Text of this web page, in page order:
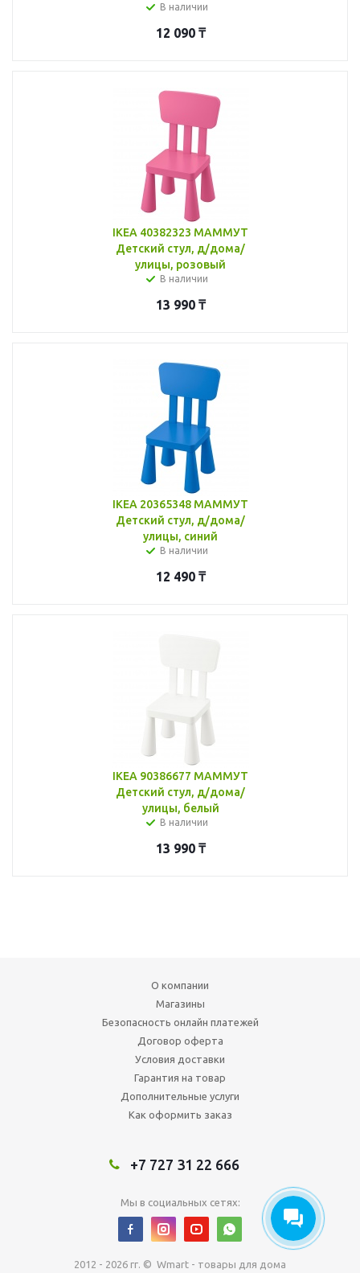
В наличии
12 090₸
IKEA 40382323 МАММУТ
Детский стул, д/дома/
улицы, розовый
В наличии
13 990₸
IKEA 20365348 МАММУТ
Детский стул, д/дома/
улицы, синий
В наличии
12 490₸
IKEA 90386677 МАММУТ
Детский стул, д/дома/
улицы, белый
В наличии
13 990₸
О компании
Магазины
Безопасность онлайн платежей
Договор оферта
Условия доставки
Гарантия на товар
Дополнительные услуги
Как оформить заказ
+7 727 31 22 666
Мы в социальных сетях:
2012 - 2026 гг. © Wmart - товары для дома